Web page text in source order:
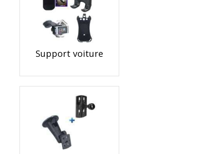
Support voiture